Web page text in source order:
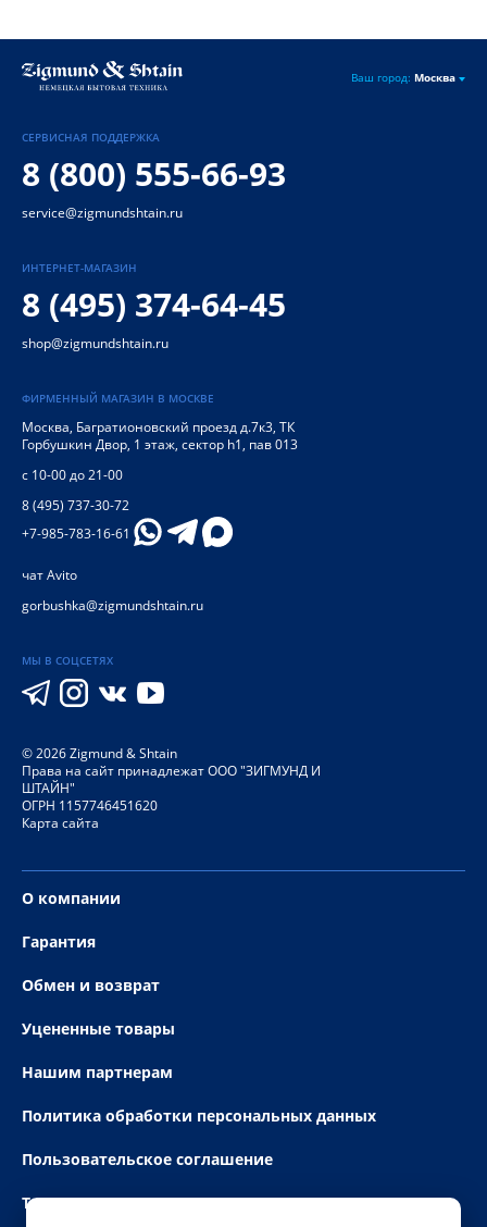
Ваш город: Москва
СЕРВИСНАЯ ПОДДЕРЖКА
8 (800) 555-66-93
service@zigmundshtain.ru
ИНТЕРНЕТ-МАГАЗИН
8 (495) 374-64-45
shop@zigmundshtain.ru
ФИРМЕННЫЙ МАГАЗИН В МОСКВЕ
Москва, Багратионовский проезд д.7к3, ТК
Горбушкин Двор, 1 этаж, сектор h1, пав 013
с 10-00 до 21-00
8 (495) 737-30-72
+7-985-783-16-61
чат Avito
gorbushka@zigmundshtain.ru
МЫ В СОЦСЕТЯХ
©2026Zigmund & Shtain
Права на сайт принадлежат ООО "ЗИГМУНД И
ШТАЙН"
ОГРН 1157746451620
Карта сайта
О компании
Гарантия
Обмен и возврат
Уцененные товары
Нашим партнерам
Политика обработки персональных данных
Пользовательское соглашение
Технические условия